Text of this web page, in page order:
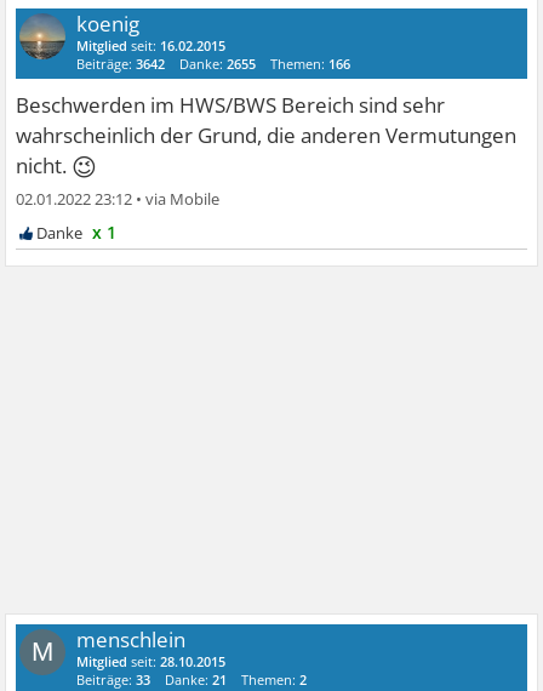
koenig
Mitglied seit: 16.02.2015
Beiträge:3642 Danke:2655 Themen: 166
Beschwerden im HWS/BWS Bereich sind sehr
wahrscheinlich der Grund, die anderen Vermutungen
nicht. 😉
02.01.2022 23:12 •
x 1
M menschlein
Mitglied seit:28.10.2015
Beiträge:33 Danke:21 Themen:2